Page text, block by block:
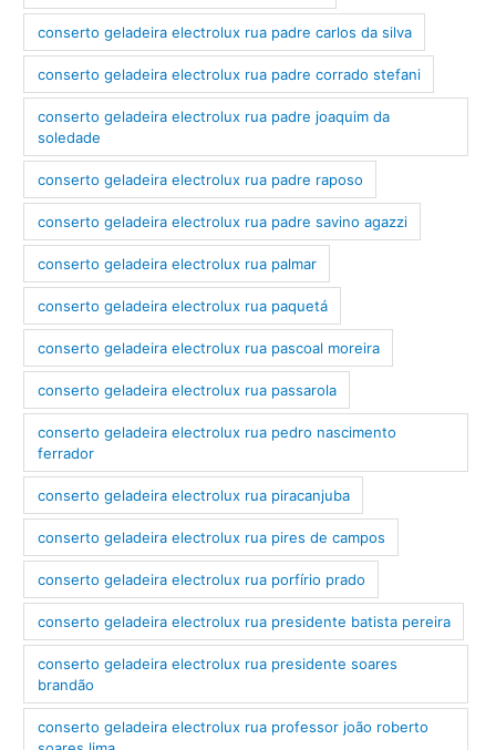
conserto geladeira electrolux rua padre carlos da silva
conserto geladeira electrolux rua padre corrado stefani
conserto geladeira electrolux rua padre joaquim da
soledade
conserto geladeira electrolux rua padre raposo
conserto geladeira electrolux rua padre savino agazzi
conserto geladeira electrolux rua palmar
conserto geladeira electrolux rua paquetá
conserto geladeira electrolux rua pascoal moreira
conserto geladeira electrolux rua passarola
conserto geladeira electrolux rua pedro nascimento
ferrador
conserto geladeira electrolux rua piracanjuba
conserto geladeira electrolux rua pires de campos
conserto geladeira electrolux rua porfírio prado
conserto geladeira electrolux rua presidente batista pereira
conserto geladeira electrolux rua presidente soares
brandão
conserto geladeira electrolux rua professor joão roberto